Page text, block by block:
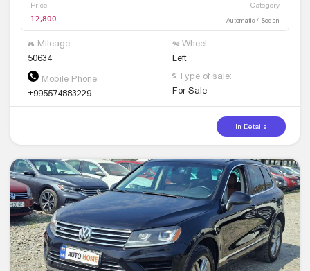
Price Category
12,800 Automatic / Sedan
Mileage:
50634
Wheel:
Left
Mobile Phone:
+995574883229
Type of sale:
For Sale
In Details